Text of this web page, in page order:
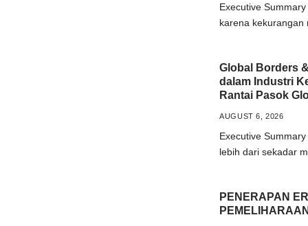
Executive
karena
Global Borders
dalam Industri
Rantai Pasok
AUGUST 6, 2026
Executive
lebih dari sekadar
PENERAPAN